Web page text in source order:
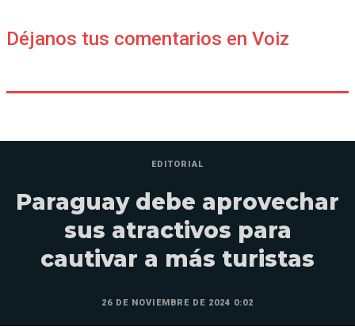
Déjanos tus comentarios en Voiz
EDITORIAL
Paraguay debe aprovechar
sus atractivos para
cautivar a más turistas
26 DE NOVIEMBRE DE 2024 0:02